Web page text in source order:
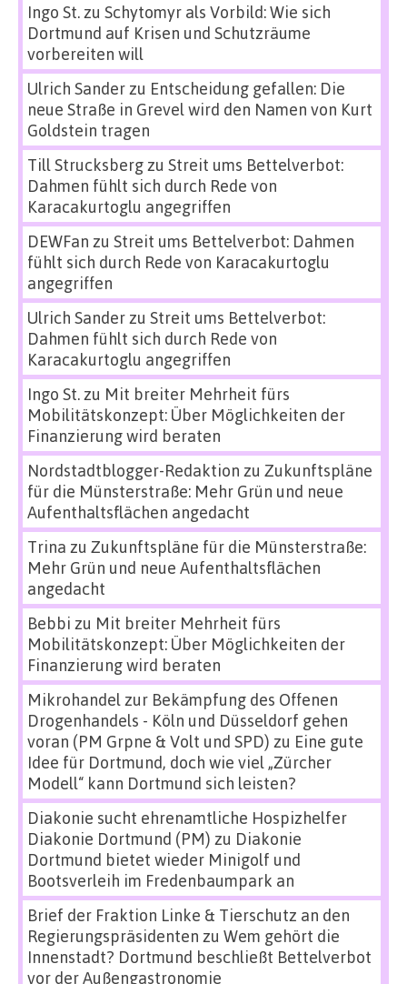
Ingo St.zu Schytomyr als Vorbild: Wie sich
Dortmund auf Krisen und Schutzräume
vorbereiten will
Ulrich Sanderzu Entscheidung gefallen: Die
neue Straße in Grevel wird den Namen von Kurt
Goldstein tragen
Till Strucksbergzu Streit ums Bettelverbot:
Dahmen fühlt sich durch Rede von
Karacakurtoglu angegriffen
DEWFan zu Streit ums Bettelverbot: Dahmen
fühlt sich durch Rede von Karacakurtoglu
angegriffen
Ulrich Sanderzu Streit ums Bettelverbot:
Dahmen fühlt sich durch Rede von
Karacakurtoglu angegriffen
Ingo St.zu Mit breiter Mehrheit fürs
Mobilitätskonzept: Über Möglichkeiten der
Finanzierung wird beraten
Nordstadtblogger-Redaktion zu Zukunftspläne
für die Münsterstraße: Mehr Grün und neue
Aufenthaltsflächen angedacht
Trina zu Zukunftspläne für die Münsterstraße:
Mehr Grün und neue Aufenthaltsflächen
angedacht
Bebbi zu Mit breiter Mehrheit fürs
Mobilitätskonzept: Über Möglichkeiten der
Finanzierung wird beraten
Mikrohandel zur Bekämpfung des Offenen
Drogenhandels - Köln und Düsseldorf gehen
voran (PM Grpne & Volt und SPD) zu Eine gute
Idee für Dortmund, doch wie viel „Zürcher
Modell“ kann Dortmund sich leisten?
Diakonie sucht ehrenamtliche Hospizhelfer
Diakonie Dortmund (PM) zu Diakonie
Dortmund bietet wieder Minigolf und
Bootsverleih im Fredenbaumpark an
Brief der Fraktion Linke & Tierschutz an den
Regierungspräsidenten zu Wem gehört die
Innenstadt? Dortmund beschließt Bettelverbot
vor der Außengastronomie